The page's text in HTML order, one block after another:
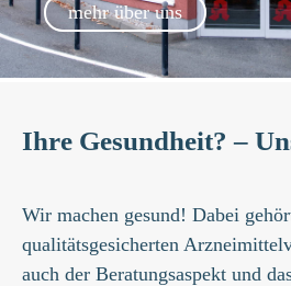
mehr über uns
Ihre Gesundheit? –
Wir machen gesund! Dabei
qualitätsgesicherten
auch der Beratungsaspekt und